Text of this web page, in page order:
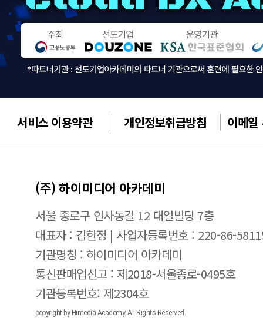
서비스 이용약관 개인정보취급방침 이메일
(주) 하이미디어 아카데미
서울 종로구 인사동길 12 대일빌딩 7층
대표자 : 김한정 | 사업자등록번호 : 220-86-
기관명칭 : 하이미디어 아카데미
통신판매업신고 : 제2018-서울종로-0495호
기관등록번호: 제2304호
copyright by Himedia Academy. All Rights Reserved.